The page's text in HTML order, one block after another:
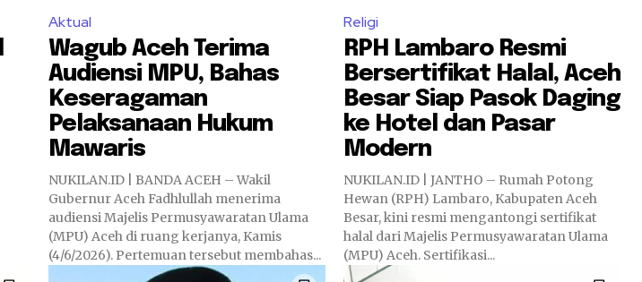
Aktual
Wagub Aceh Terima
Audiensi MPU, Bahas
Keseragaman
Pelaksanaan Hukum
Mawaris
NUKILAN.ID | BANDA ACEH – Wakil
Gubernur Aceh Fadhlullah menerima
audiensi Majelis Permusyawaratan Ulama
(MPU) Aceh di ruang kerjanya, Kamis
(4/6/2026). Pertemuan tersebut membahas...
Religi
RPH Lambaro Resmi
Bersertifikat Halal, Aceh
Besar Siap Pasok Daging
ke Hotel dan Pasar
Modern
NUKILAN.ID | JANTHO – Rumah Potong
Hewan (RPH) Lambaro, Kabupaten Aceh
Besar, kini resmi mengantongi sertifikat
halal dari Majelis Permusyawaratan Ulama
(MPU) Aceh. Sertifikasi...